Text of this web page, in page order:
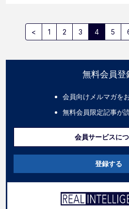
< 1 2 3 4 5
無料会員登
会員向けメルマガを
無料会員限定記事が
会員サービスに
登録する